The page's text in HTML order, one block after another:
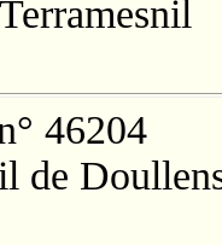
46204
de